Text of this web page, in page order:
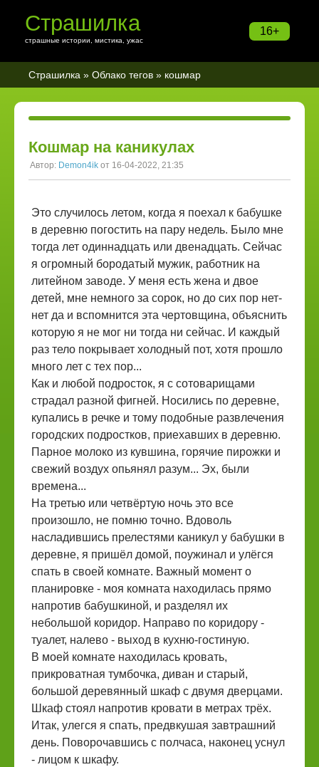
16+
Страшилка
страшные истории, мистика, ужас
Страшилка » Облако тегов » кошмар
Кошмар на каникулах
Автор: Demon4ik от 16-04-2022, 21:35
Это случилось летом, когда я поехал к бабушке
в деревню погостить на пару недель. Было мне
тогда лет одиннадцать или двенадцать. Сейчас
я огромный бородатый мужик, работник на
литейном заводе. У меня есть жена и двое
детей, мне немного за сорок, но до сих пор нет-
нет да и вспомнится эта чертовщина, объяснить
которую я не мог ни тогда ни сейчас. И каждый
раз тело покрывает холодный пот, хотя прошло
много лет с тех пор...
Как и любой подросток, я с сотоварищами
страдал разной фигней. Носились по деревне,
купались в речке и тому подобные развлечения
городских подростков, приехавших в деревню.
Парное молоко из кувшина, горячие пирожки и
свежий воздух опьянял разум... Эх, были
времена...
На третью или четвёртую ночь это все
произошло, не помню точно. Вдоволь
насладившись прелестями каникул у бабушки в
деревне, я пришёл домой, поужинал и улёгся
спать в своей комнате. Важный момент о
планировке - моя комната находилась прямо
напротив бабушкиной, и разделял их
небольшой коридор. Направо по коридору -
туалет, налево - выход в кухню-гостиную.
В моей комнате находилась кровать,
прикроватная тумбочка, диван и старый,
большой деревянный шкаф с двумя дверцами.
Шкаф стоял напротив кровати в метрах трёх.
Итак, улегся я спать, предвкушая завтрашний
день. Поворочавшись с полчаса, наконец уснул
- лицом к шкафу.